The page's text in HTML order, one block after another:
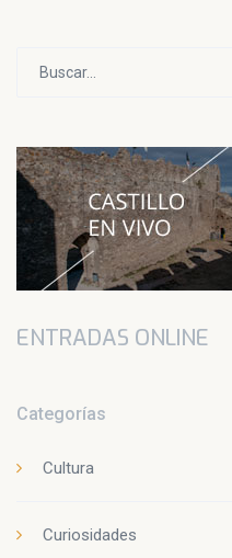
ENTRADAS ONLINE
Categorías
Cultura
Curiosidades